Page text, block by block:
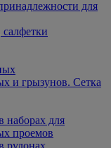
для
салфетки
и грызунов. Сетка
наборах для
проемов
рулонах